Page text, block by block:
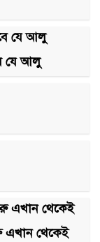
যে আলু
এখান থেকেই